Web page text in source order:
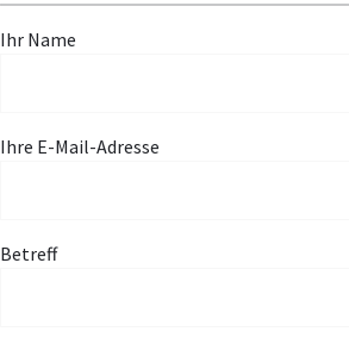
Ihr Name
Ihre E-Mail-Adresse
Betreff